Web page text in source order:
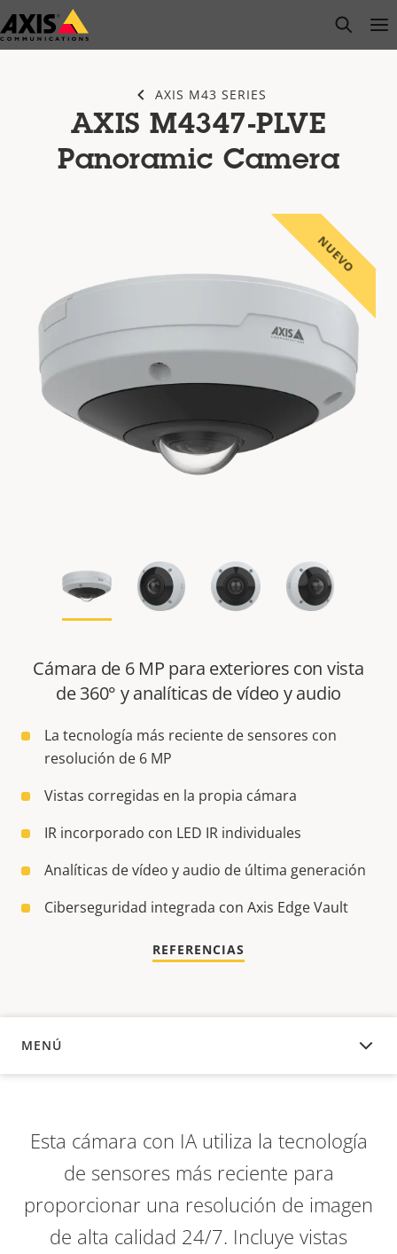
Saltar
al
open
AXIS M43 SERIES
AXIS M4347-PLVE
Panoramic Camera
NUEVO
Cámara de 6 MP para exteriores con vista
de 360° y analíticas de vídeo y audio
La tecnología más reciente de sensores con
resolución de 6 MP
Vistas corregidas en la propia cámara
IR incorporado con LED IR individuales
Analíticas de vídeo y audio de última generación
Ciberseguridad integrada con Axis Edge Vault
REFERENCIAS
MENÚ
DESCRIPCIÓN
Esta cámara con IA utiliza la tecnología
de sensores más reciente para
proporcionar una resolución de imagen
de alta calidad 24/7. Incluye vistas